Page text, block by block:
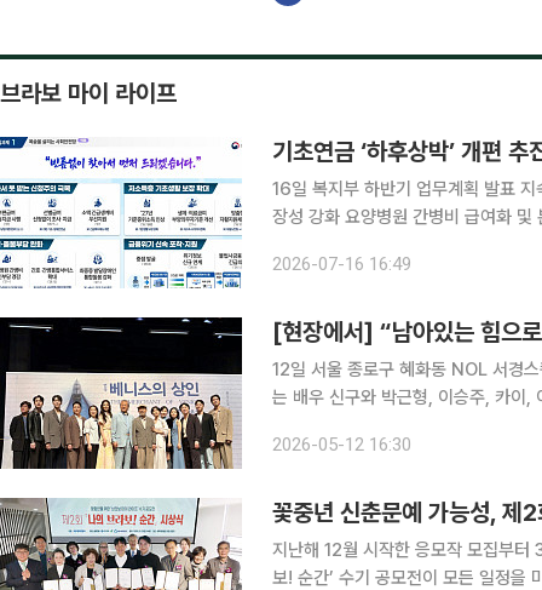
브라보 마이 라이프
기초연금 ‘하후상박’ 개편
16일 복지부 하반기 업무계획 발표 지속가능한 연금체계 구축…기초연금 구조개편 및 국민연금 보
장성 강화 요양병원 간병비 급여화 및 본인 부담금 경감 추진 보건복지부가 하반기에 초고령사회에
업무계획에서 기초연금 구조개편 및
2026-07-16 16:49
[현장에서] “남아있는 힘으
12일 서울 종로구 혜화동 NOL 서경
는 배우 신구와 박근형, 이승주, 카이,
히 무대에 서고 있는 두 원로 배우에
2026-05-12 16:30
꽃중년 신춘문예 가능성, 제2
지난해 12월 시작한 응모작 모집부터
보! 순간’ 수기 공모전이 모든 일정을 마무리하며 유종의 미를 거뒀다. 올해 공모전을 진행하며 한 가